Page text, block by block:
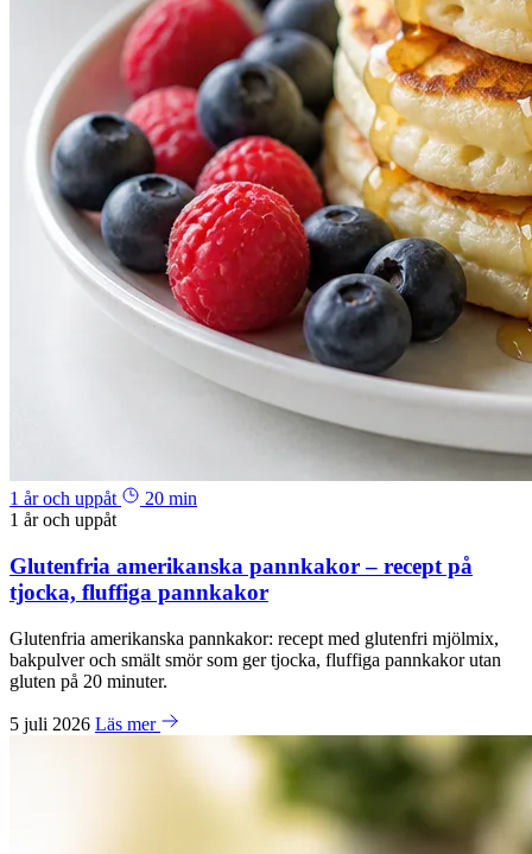
1 år och uppåt
20 min
1 år och uppåt
Glutenfria amerikanska pannkakor – recept på
tjocka, fluffiga pannkakor
Glutenfria amerikanska pannkakor: recept med glutenfri mjölmix,
bakpulver och smält smör som ger tjocka, fluffiga pannkakor utan
gluten på 20 minuter.
5 juli 2026 Läs mer